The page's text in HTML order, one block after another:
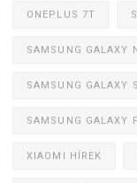
ONEPLUS 7T
SAMSUNG GALAXY
SAMSUNG GALAXY
SAMSUNG GALAXY
XIAOMI HÍREK